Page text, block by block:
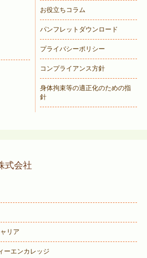
お役立ちコラム
パンフレットダウンロード
プライバシーポリシー
コンプライアンス方針
身体拘束等の適正化のための指
針
式会社
リア
ーエンカレッジ